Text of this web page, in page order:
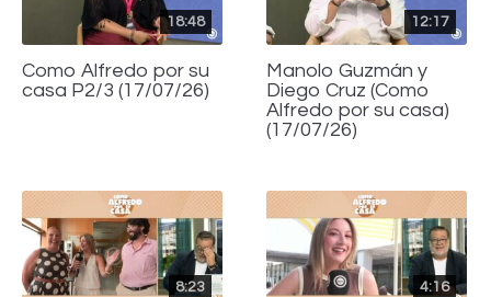
18:48
Como Alfredo por su
casa P2/3 (17/07/26)
12:17
Manolo Guzmán y
Diego Cruz (Como
Alfredo por su casa)
(17/07/26)
8:23 4:16